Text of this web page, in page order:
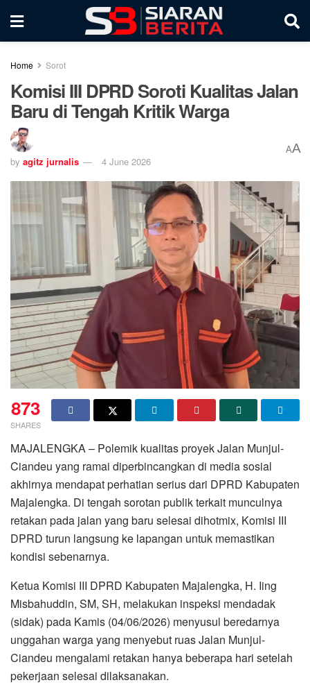
Home Sorot
Komisi III DPRD Soroti Kualitas Jalan
Baru di Tengah Kritik Warga
by agitz jurnalis 4 June 2026
AA
873
SHARES
MAJALENGKA – Polemik kualitas proyek Jalan Munjul-
Ciandeu yang ramai diperbincangkan di media sosial
akhirnya mendapat perhatian serius dari DPRD Kabupaten
Majalengka. Di tengah sorotan publik terkait munculnya
retakan pada jalan yang baru selesai dihotmix, Komisi III
DPRD turun langsung ke lapangan untuk memastikan
kondisi sebenarnya.
Ketua Komisi III DPRD Kabupaten Majalengka, H. Iing
Misbahuddin, SM, SH, melakukan inspeksi mendadak
(sidak) pada Kamis (04/06/2026) menyusul beredarnya
unggahan warga yang menyebut ruas Jalan Munjul-
Ciandeu mengalami retakan hanya beberapa hari setelah
pekerjaan selesai dilaksanakan.